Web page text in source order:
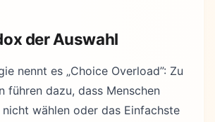
der Auswahl
nennt es „Choice Overload”: Zu
führen dazu, dass Menschen
wählen oder das Einfachste